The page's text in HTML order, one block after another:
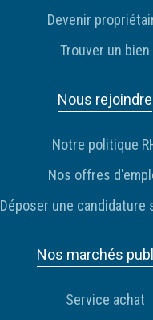
Devenir
Trouver un bien
Nous rejoindre
Notre politique
Nos offres
Déposer une candidature
Nos marchés
Service achat